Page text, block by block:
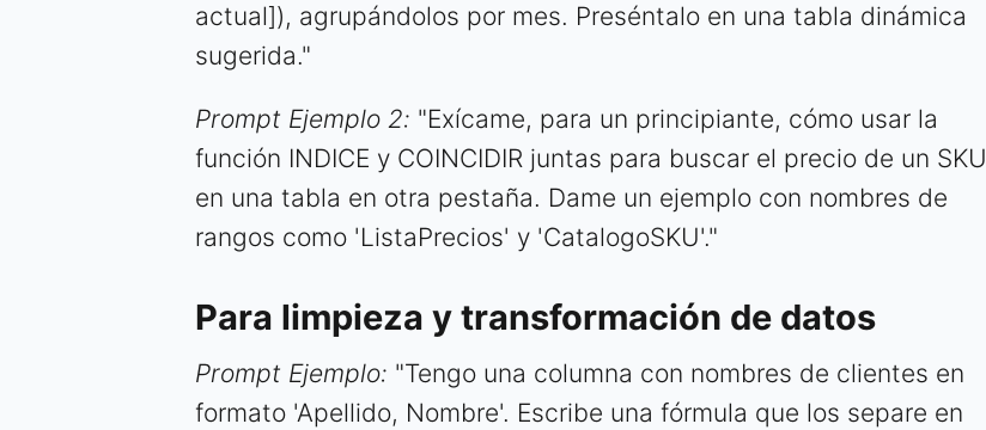
actual]), agrupándolos por mes. Preséntalo en una tabla dinámica
sugerida."
Prompt Ejemplo 2: "Exícame, para un principiante, cómo usar la
función INDICE y COINCIDIR juntas para buscar el precio de un SKU
en una tabla en otra pestaña. Dame un ejemplo con nombres de
rangos como 'ListaPrecios' y 'CatalogoSKU'."
Para limpieza y transformación de datos
Prompt Ejemplo: "Tengo una columna con nombres de clientes en
formato 'Apellido, Nombre'. Escribe una fórmula que los separe en